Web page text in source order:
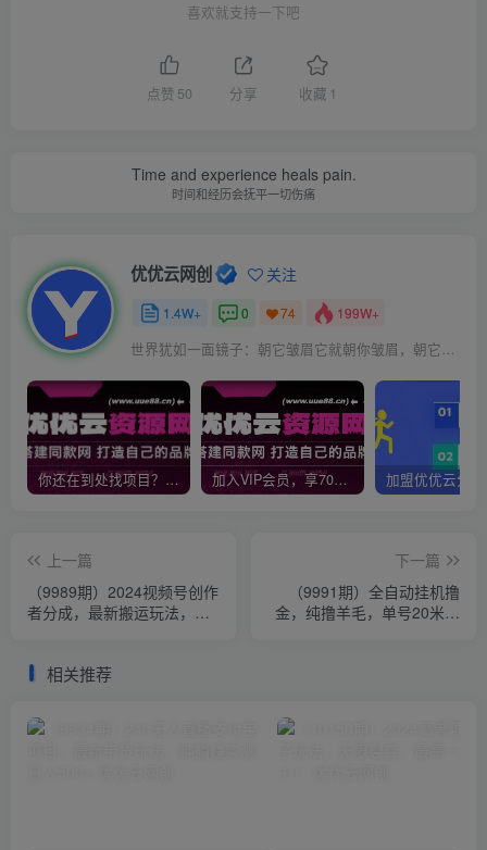
喜欢就支持一下吧
点赞 50 分享 收藏 1
Time and experience heals pain.
时间和经历会抚平一切伤痛
优优云网创 关注
1.4W+ 0 74 199W+
你还在到处找项目？还在当韭菜？我靠网创资源站一个月收入5万+，曾经我也是个失败者。 加入VIP会员，享70%的推广提成，免费学习多种网上创业课程，菜鸟秒变大神！
上一篇
（9989期）2024视频号创作
者分成，最新搬运玩法，一
下一篇
（9991期）全自动挂机撸
金，纯撸羊毛，单号20米，
相关推荐